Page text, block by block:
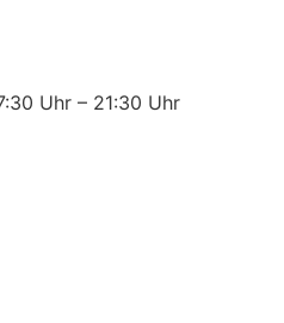
Uhr – 21:30 Uhr